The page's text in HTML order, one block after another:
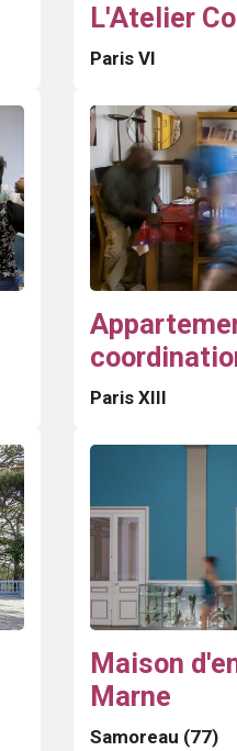
L'Atelier
Paris VI
Paris XIII
Maison
Marne
Samoreau (77)